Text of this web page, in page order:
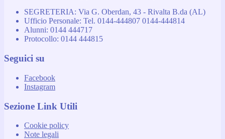
SEGRETERIA: Via G. Oberdan, 43 - Rivalta B.da (AL)
Ufficio Personale: Tel. 0144-444807 0144-444814
Alunni: 0144 444717
Protocollo: 0144 444815
Seguici su
Facebook
Instagram
Sezione Link Utili
Cookie policy
Note legali